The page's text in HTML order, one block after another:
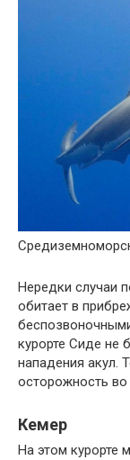
Нередки случаи
обитает в
курорте Сиде не
нападения акул.
осторожность во
Кемер
На этом курорте